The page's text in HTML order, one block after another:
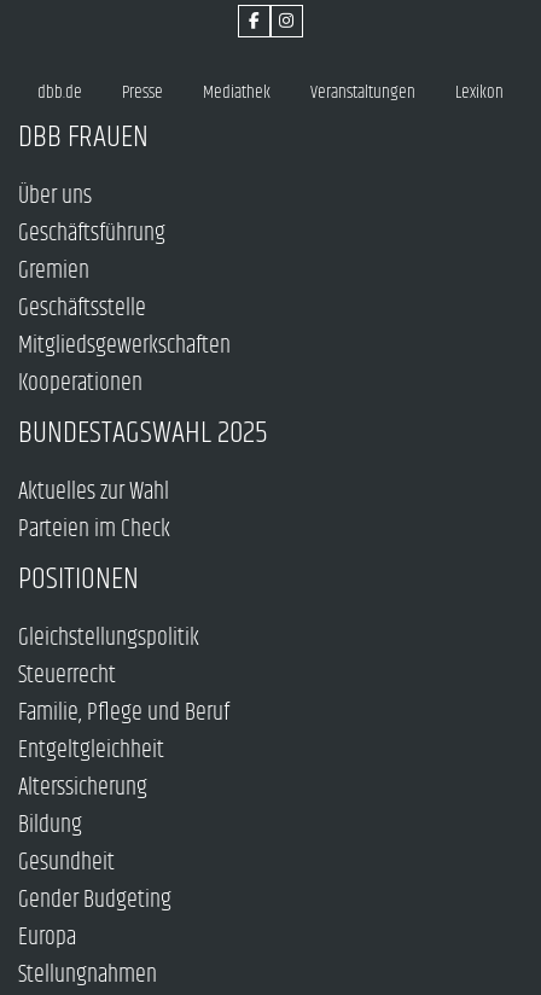
dbb.de Presse Mediathek Veranstaltungen Lexikon
DBB FRAUEN
Über uns
Geschäftsführung
Gremien
Geschäftsstelle
Mitgliedsgewerkschaften
Kooperationen
BUNDESTAGSWAHL 2025
Aktuelles zur Wahl
Parteien im Check
POSITIONEN
Gleichstellungspolitik
Steuerrecht
Familie, Pflege und Beruf
Entgeltgleichheit
Alterssicherung
Bildung
Gesundheit
Gender Budgeting
Europa
Stellungnahmen